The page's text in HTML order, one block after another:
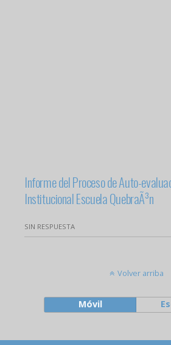
Informe del Proceso de Auto-
Institucional Escuela QuebraÃ³n
SIN RESPUESTA
Volver arriba
Móvil